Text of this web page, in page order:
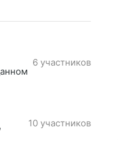
6 участников
10 участников